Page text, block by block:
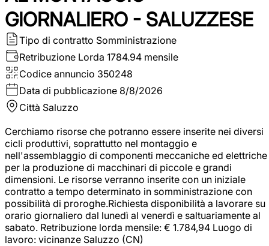
GIORNALIERO - SALUZZESE
Tipo di contratto Somministrazione
Retribuzione Lorda 1784.94 mensile
Codice annuncio 350248
Data di pubblicazione 8/8/2026
Città Saluzzo
Cerchiamo risorse che potranno essere inserite nei diversi
cicli produttivi, soprattutto nel montaggio e
nell'assemblaggio di componenti meccaniche ed elettriche
per la produzione di macchinari di piccole e grandi
dimensioni. Le risorse verranno inserite con un iniziale
contratto a tempo determinato in somministrazione con
possibilità di proroghe.Richiesta disponibilità a lavorare su
orario giornaliero dal lunedì al venerdì e saltuariamente al
sabato. Retribuzione lorda mensile: € 1.784,94 Luogo di
lavoro: vicinanze Saluzzo (CN)